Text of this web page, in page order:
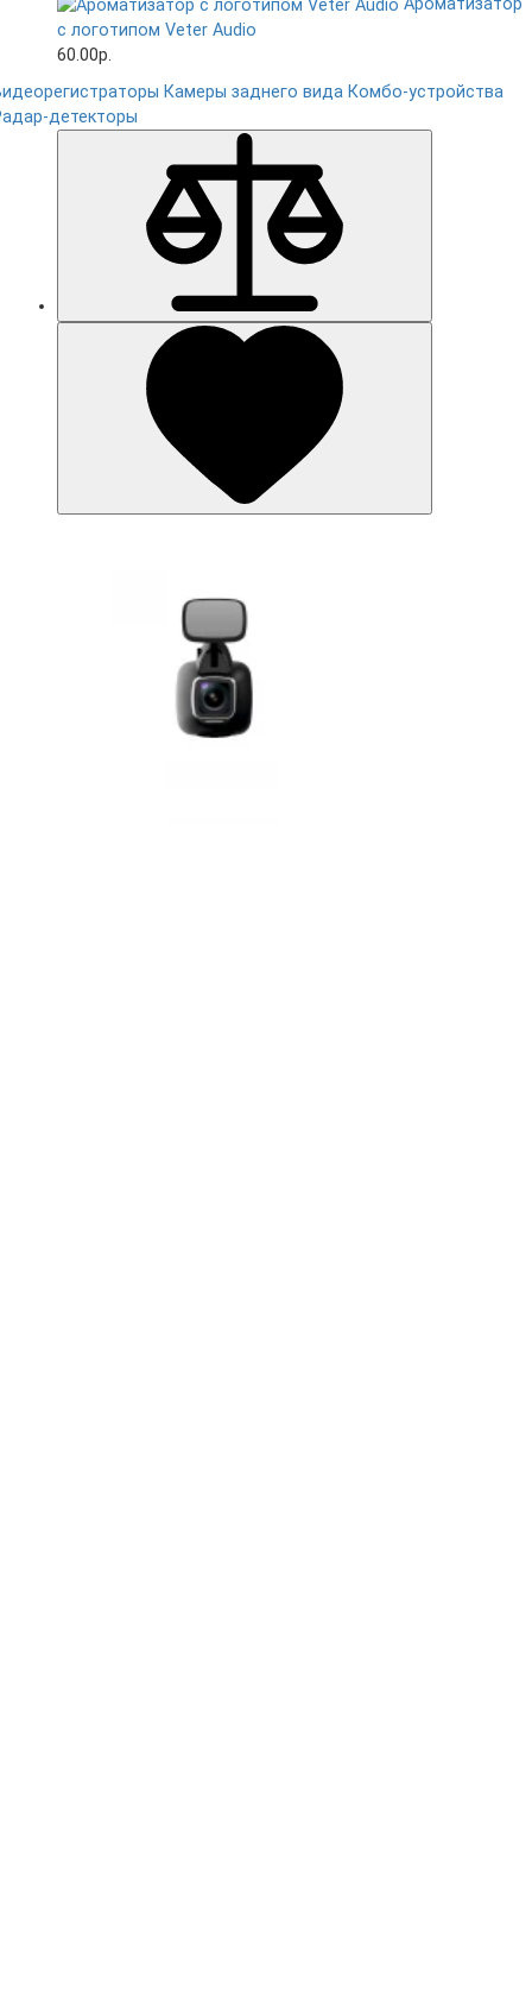
Ароматизатор
с логотипом Veter Audio
60.00р.
Камеры заднего вида Комбо-устройства
детекторы